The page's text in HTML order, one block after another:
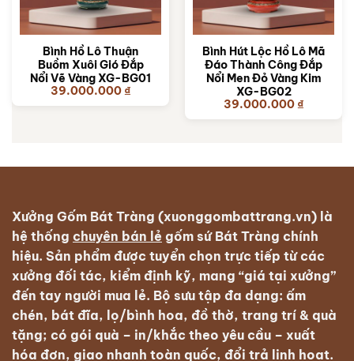
Bình Hồ Lô Thuận
Buồm Xuôi Gió Đắp
Nổi Vẽ Vàng XG-BG01
39.000.000₫
Bình Hút Lộc Hồ Lô Mã
Đáo Thành Công Đắp
Nổi Men Đỏ Vàng Kim
XG-BG02
39.000.000₫
Xưởng Gốm Bát Tràng (xuonggombattrang.vn) là
hệ thống chuyên bán lẻ gốm sứ Bát Tràng chính
hiệu. Sản phẩm được tuyển chọn trực tiếp từ các
xưởng đối tác, kiểm định kỹ, mang “giá tại xưởng”
đến tay người mua lẻ. Bộ sưu tập đa dạng: ấm
chén, bát đĩa, lọ/bình hoa, đồ thờ, trang trí & quà
tặng; có gói quà – in/khắc theo yêu cầu – xuất
hóa đơn, giao nhanh toàn quốc, đổi trả linh hoạt.